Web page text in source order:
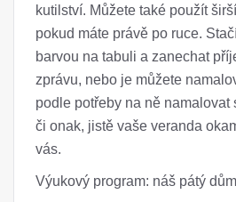
kutilství. Můžete také použít
pokud máte právě po ruce.
barvou na tabuli a zanechat
zprávu, nebo je můžete
podle potřeby na ně namalovat
či onak, jistě vaše veranda
vás.
Výukový program: náš pátý dům